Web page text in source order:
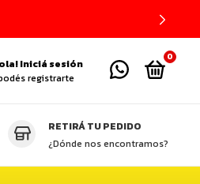
Iniciá sesión
registrarte
0
RETIRÁ TU PEDIDO
¿Dónde nos encontramos?